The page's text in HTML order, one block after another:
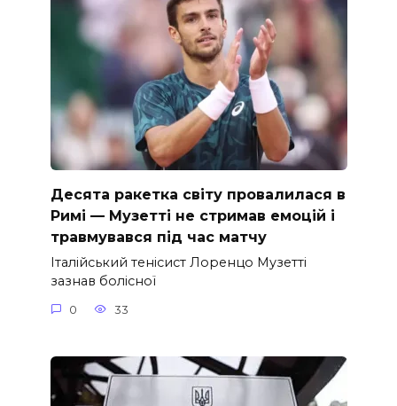
Десята ракетка світу провалилася в
Римі — Музетті не стримав емоцій і
травмувався під час матчу
Італійський тенісист Лоренцо Музетті
зазнав болісної
0 33